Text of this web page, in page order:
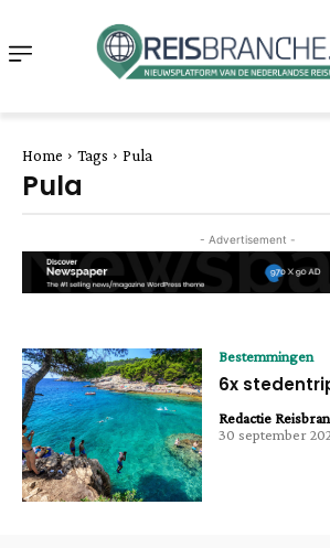
Home Tags Pula
Pula
- Advertisement -
Bestemmingen
6x
Redactie
30 september